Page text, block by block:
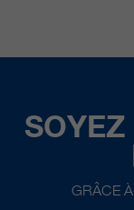
GRÂCE